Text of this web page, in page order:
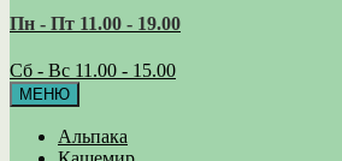
Пн - Пт 11.00 - 19.00
Сб - Вс 11.00 - 15.00
МЕНЮ
Альпака